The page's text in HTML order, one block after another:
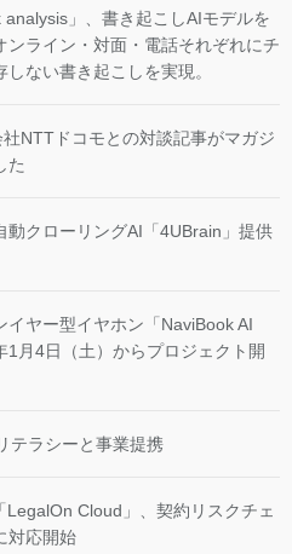
」、書き起こしAIモデルを
ンライン・対面・電話それぞれにチ
ない書き起こしを実現。
NTTドコモとの対談記事がマガジ
た
動クローリングAI「4UBrain」提供
イヤー型イヤホン「NaviBook AI
月4日（土）からプロジェクト開
テラシーと事業提携
Cloud」、契約リスクチェ
対応開始